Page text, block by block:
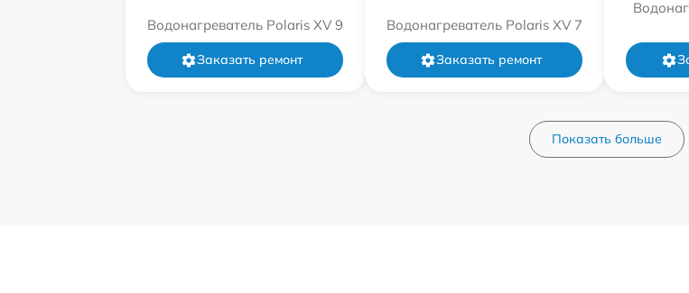
Водонагреватель Polaris XV 9
Заказать ремонт
Водонагреватель Polaris XV 7
Заказать ремонт
Показать больше